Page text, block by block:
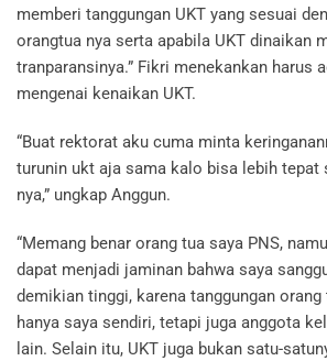
memberi tanggungan UKT yang sesuai
orangtua nya serta apabila UKT dinaikan
tranparansinya.” Fikri menekankan harus
mengenai kenaikan UKT.
“Buat rektorat aku cuma minta
turunin ukt aja sama kalo bisa lebih tepat
nya,” ungkap Anggun.
“Memang benar orang tua saya PNS,
dapat menjadi jaminan bahwa saya
demikian tinggi, karena tanggungan orang
hanya saya sendiri, tetapi juga anggota
lain. Selain itu, UKT juga bukan satu-